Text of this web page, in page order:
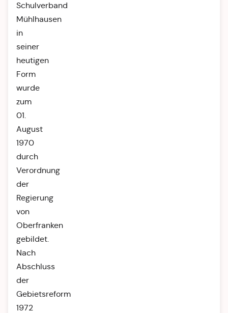
Schulverband
Mühlhausen
in
seiner
heutigen
Form
wurde
zum
01.
August
1970
durch
Verordnung
der
Regierung
von
Oberfranken
gebildet.
Nach
Abschluss
der
Gebietsreform
1972